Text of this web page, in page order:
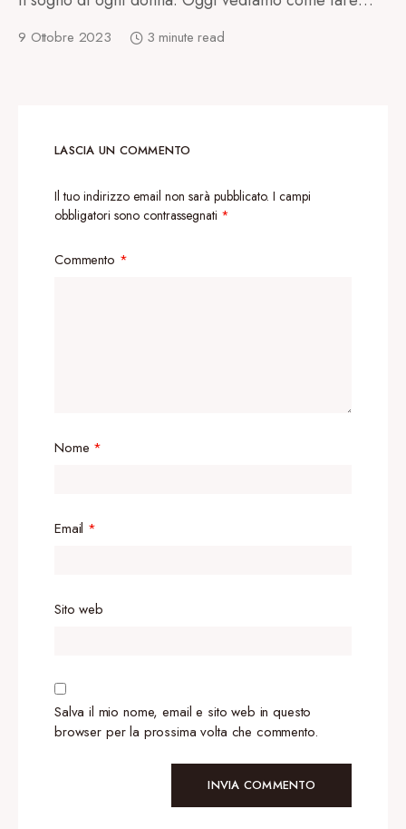
9 Ottobre 2023 3 minute read
LASCIA UN COMMENTO
Il tuo indirizzo email non sarà pubblicato. I campi
obbligatori sono contrassegnati *
Commento *
Nome *
Email *
Sito web
Salva il mio nome, email e sito web in questo
browser per la prossima volta che commento.